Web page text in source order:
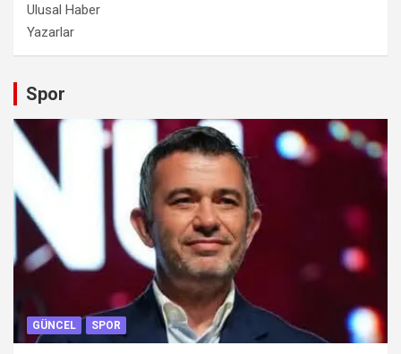
Ulusal Haber
Yazarlar
Spor
GÜNCEL SPOR